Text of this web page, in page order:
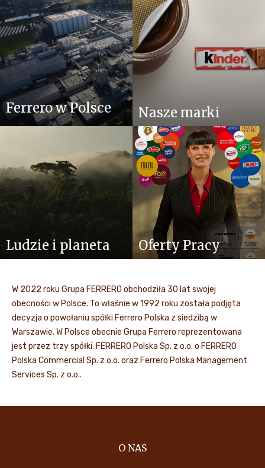
Ferrero w Polsce Nasze marki
Ludzie i planeta Oferty Pracy
W 2022 roku Grupa FERRERO obchodziła 30 lat swojej
obecności w Polsce. To właśnie w 1992 roku została podjęta
decyzja o powołaniu spółki Ferrero Polska z siedzibą w
Warszawie. W Polsce obecnie Grupa Ferrero reprezentowana
jest przez trzy spółki: FERRERO Polska Sp. z o.o. o FERRERO
Polska Commercial Sp. z o.o. oraz Ferrero Polska Management
Services Sp. z o.o..
O NAS